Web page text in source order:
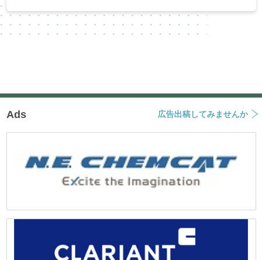
Ads 広告出稿してみませんか